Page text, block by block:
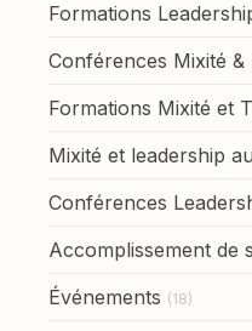
Formations
Conférences Mixité &
Formations Mixité et
Mixité et leadership
Conférences
Accomplissement de
Événements (18)